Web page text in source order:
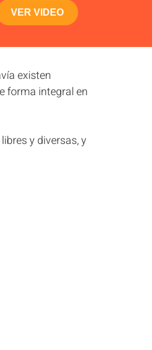
VER VIDEO
existen
forma integral en
y diversas, y